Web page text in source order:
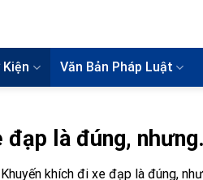
Văn Bản Pháp Luật
là đúng,
khích đi xe đạp là đúng,